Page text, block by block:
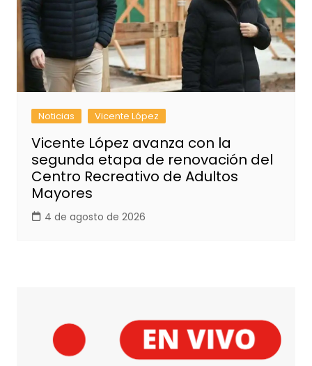
Noticias Vicente López
Vicente López avanza con la
segunda etapa de renovación del
Centro Recreativo de Adultos
Mayores
4 de agosto de 2026